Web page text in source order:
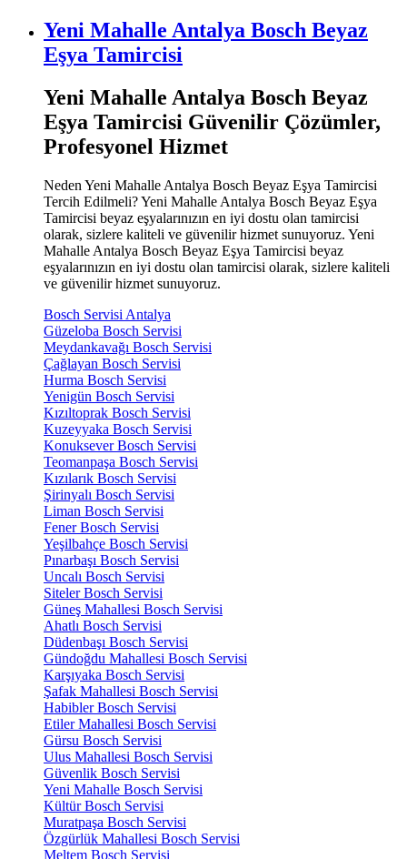
Yeni Mahalle Antalya Bosch Beyaz
Eşya Tamircisi
Yeni Mahalle Antalya Bosch Beyaz
Eşya Tamircisi Güvenilir Çözümler,
Profesyonel Hizmet
Neden Yeni Mahalle Antalya Bosch Beyaz Eşya Tamircisi
Tercih Edilmeli? Yeni Mahalle Antalya Bosch Beyaz Eşya
Tamircisi beyaz eşyalarınızın en iyi dostu olan tamircisi
olarak, sizlere kaliteli ve güvenilir hizmet sunuyoruz. Yeni
Mahalle Antalya Bosch Beyaz Eşya Tamircisi beyaz
eşyalarınızın en iyi dostu olan tamircisi olarak, sizlere kaliteli
ve güvenilir hizmet sunuyoruz.
Bosch Servisi Antalya
Güzeloba Bosch Servisi
Meydankavağı Bosch Servisi
Çağlayan Bosch Servisi
Hurma Bosch Servisi
Yenigün Bosch Servisi
Kızıltoprak Bosch Servisi
Kuzeyyaka Bosch Servisi
Konuksever Bosch Servisi
Teomanpaşa Bosch Servisi
Kızılarık Bosch Servisi
Şirinyalı Bosch Servisi
Liman Bosch Servisi
Fener Bosch Servisi
Yeşilbahçe Bosch Servisi
Pınarbaşı Bosch Servisi
Uncalı Bosch Servisi
Siteler Bosch Servisi
Güneş Mahallesi Bosch Servisi
Ahatlı Bosch Servisi
Düdenbaşı Bosch Servisi
Gündoğdu Mahallesi Bosch Servisi
Karşıyaka Bosch Servisi
Şafak Mahallesi Bosch Servisi
Habibler Bosch Servisi
Etiler Mahallesi Bosch Servisi
Gürsu Bosch Servisi
Ulus Mahallesi Bosch Servisi
Güvenlik Bosch Servisi
Yeni Mahalle Bosch Servisi
Kültür Bosch Servisi
Muratpaşa Bosch Servisi
Özgürlük Mahallesi Bosch Servisi
Meltem Bosch Servisi